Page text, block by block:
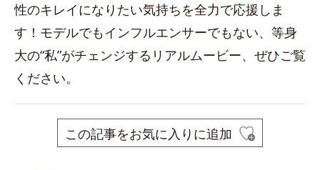
性のキレイになりたい気持ちを全力で応援しま
す！モデルでもインフルエンサーでもない、等身
大の“私”がチェンジするリアルムービー、ぜひご覧
ください。
この記事をお気に入りに追加